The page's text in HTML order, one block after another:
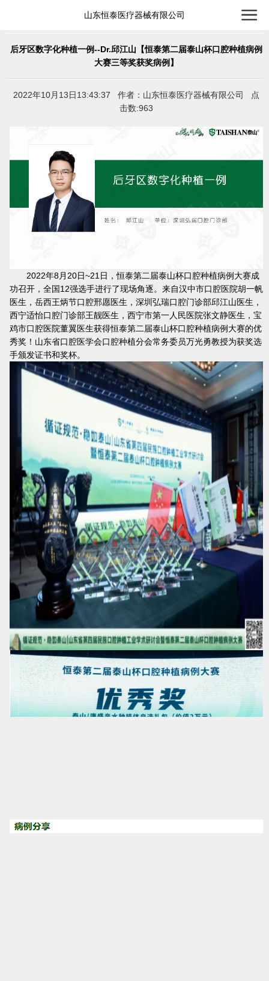
山东恒泰医疗器械有限公司
后牙区数字化种植一例--Dr.邱江山【恒泰第二届泰山杯口腔种植病例
大赛三等奖获奖病例】
2022年10月13日13:43:37 作者：山东恒泰医疗器械有限公司 点
击数:963
2022年8月20日~21日，恒泰第二届泰山杯口腔种植病例大赛成
功召开，全国12强选手进行了现场角逐。来自汉中市口腔医院胡一帆
医生，岳西王炳节口腔邢愿医生，深圳弘瑞口腔门诊部邱江山医生，
西宁适怡口腔门诊部王靓医生，西宁市第一人民医院张文静医生，宝
鸡市口腔医院董翼医生获得恒泰第二届泰山杯口腔种植病例大赛的优
秀奖！山东省口腔医学会口腔种植分会常务委员万光勇教授为获奖选
手颁发证书和奖杯。